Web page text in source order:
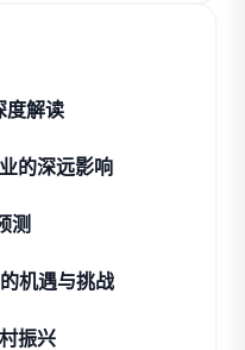
度解读
的深远影响
测
机遇与挑战
振兴